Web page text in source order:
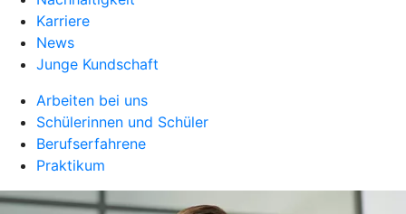
Karriere
News
Junge Kundschaft
Arbeiten bei uns
Schülerinnen und Schüler
Berufserfahrene
Praktikum